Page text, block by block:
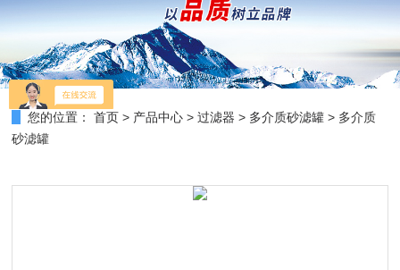
您的位置： 首页 > 产品中心 >过滤器 > 多介质砂滤罐 > 多介质
砂滤罐